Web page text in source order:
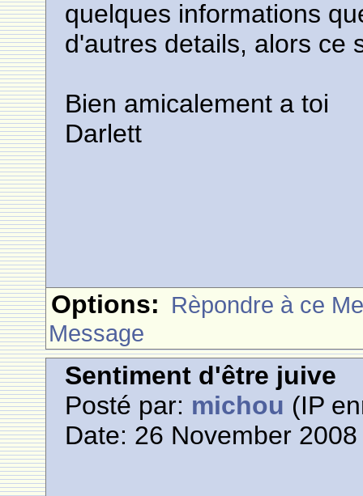
quelques informations
d'autres details, alors ce
Bien amicalement a toi
Darlett
Options: Rèpondre à ce
Message
Sentiment d'être juive
Posté par: michou (IP
Date: 26 November